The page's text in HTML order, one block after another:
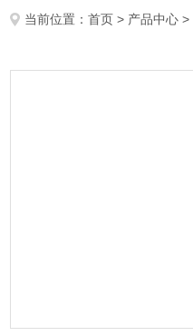
当前位置：首页 > 产品中心 >